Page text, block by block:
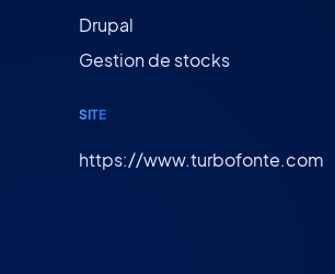
Drupal
Gestion de stocks
SITE
https://www.turbofonte.com